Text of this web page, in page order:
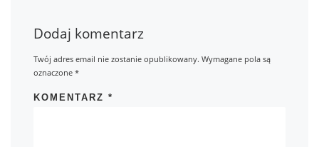
Dodaj komentarz
Twój adres email nie zostanie opublikowany. Wymagane pola są
oznaczone*
KOMENTARZ*